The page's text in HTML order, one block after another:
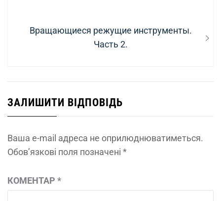
Next
Вращающиеся режущие инструменты.
Часть 2.
ЗАЛИШИТИ ВІДПОВІДЬ
Ваша e-mail адреса не оприлюднюватиметься.
Обов’язкові поля позначені *
КОМЕНТАР *